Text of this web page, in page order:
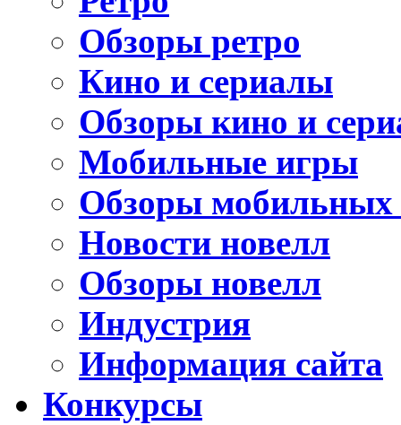
Обзоры ретро
Кино и сериалы
Обзоры кино и
Мобильные игры
Обзоры мобильных
Новости новелл
Обзоры новелл
Индустрия
Информация сайта
Конкурсы